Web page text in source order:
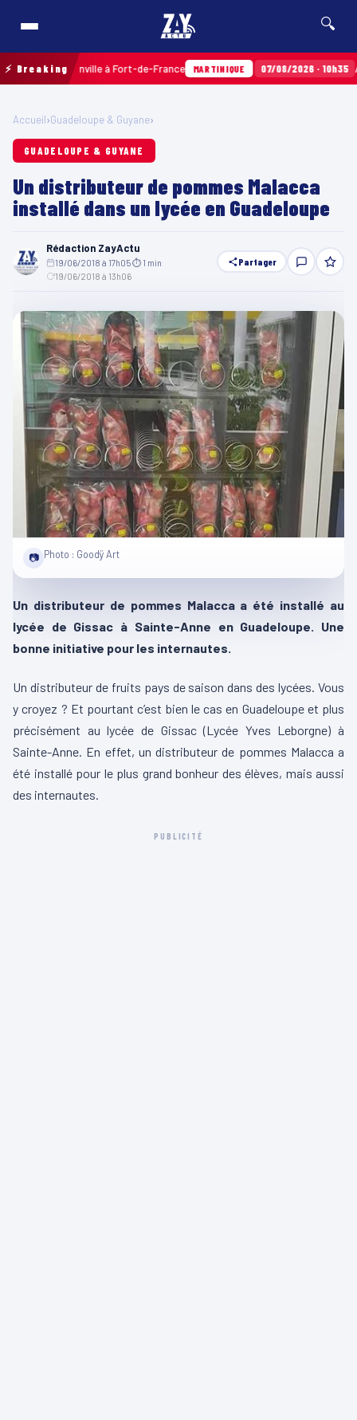
🔍
⚡ Breaking
Sainville à Fort-de-France MARTINIQUE 07/08/2026 · 10h35
Accueil›Guadeloupe & Guyane›
GUADELOUPE & GUYANE
Un distributeur de pommes Malacca
installé dans un lycée en Guadeloupe
Rédaction ZayActu
19/06/2018 à 17h05⏱ 1 min
19/06/2018 à 13h06
Partager
📷 Photo : Goodÿ Art
Un distributeur de pommes Malacca a été installé au
lycée de Gissac à Sainte-Anne en Guadeloupe. Une
bonne initiative pour les internautes.
Un distributeur de fruits pays de saison dans des lycées. Vous
y croyez ? Et pourtant c’est bien le cas en Guadeloupe et plus
précisément au lycée de Gissac (Lycée Yves Leborgne) à
Sainte-Anne. En effet, un distributeur de pommes Malacca a
été installé pour le plus grand bonheur des élèves, mais aussi
des internautes.
PUBLICITÉ